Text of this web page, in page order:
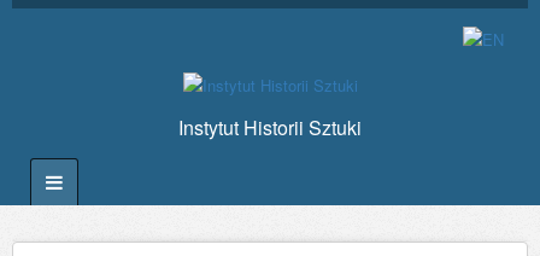
Instytut Historii Sztuki